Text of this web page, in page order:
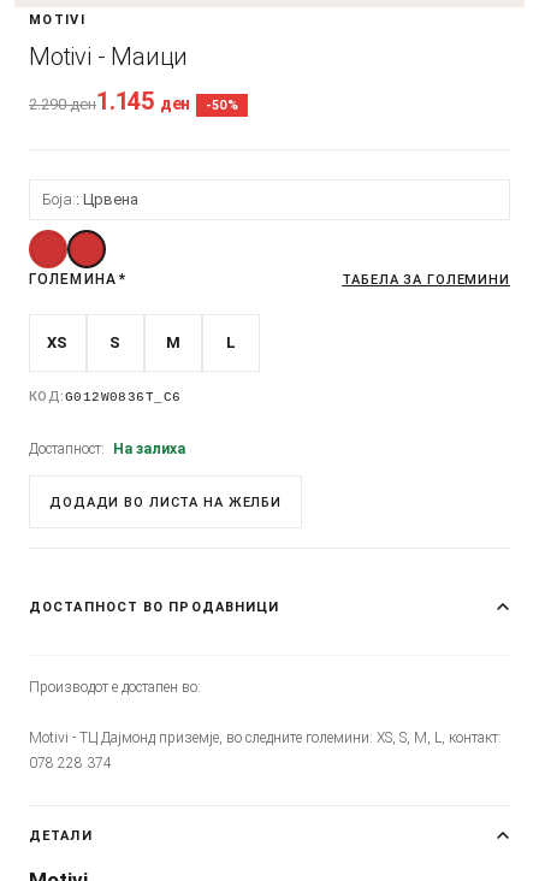
MOTIVI
Motivi - Маици
2.290ден1.145 ден -50%
Боја: Црвена
ГОЛЕМИНА * ТАБЕЛА ЗА ГОЛЕМИНИ
XS S M L
КОД:G012W0836T_C6
Достапност: На залиха
ДОДАДИ ВО ЛИСТА НА ЖЕЛБИ
ДОСТАПНОСТ ВО ПРОДАВНИЦИ
Производот е достапен во:
Motivi - ТЦ Дајмонд приземје, во следните големини: XS, S, M, L, контакт:
078 228 374
ДЕТАЛИ